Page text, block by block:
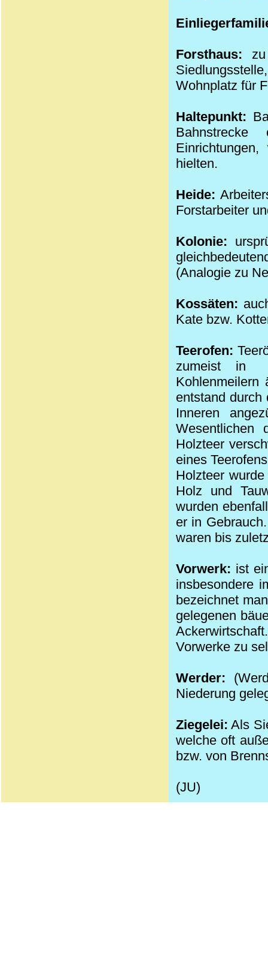
Forsthaus:
Wohnplatz für
Haltepunkt:
hielten.
Heide:
Forstarbeiter
Kolonie:
(Analogie zu
Kossäten:
Kate bzw.
Teerofen:
zumeist in
entstand durch
Inneren
Wesentlichen
Holzteer
eines
Holzteer
Holz und
wurden
er in
waren bis
Vorwerk: ist
insbesondere
bezeichnet
gelegenen
Vorwerke zu
Werder:
Niederung
Ziegelei: Als
welche oft
bzw. von
(JU)